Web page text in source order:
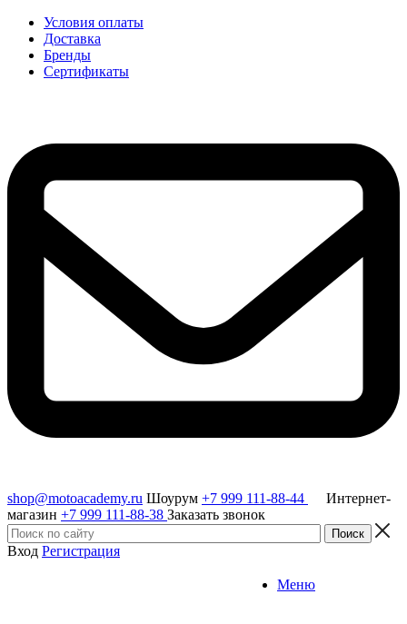
Условия оплаты
Доставка
Бренды
Сертификаты
shop@motoacademy.ru Шоурум +7 999 111-88-44
Интернет-
магазин +7 999 111-88-38 Заказать звонок
Вход Регистрация
Меню